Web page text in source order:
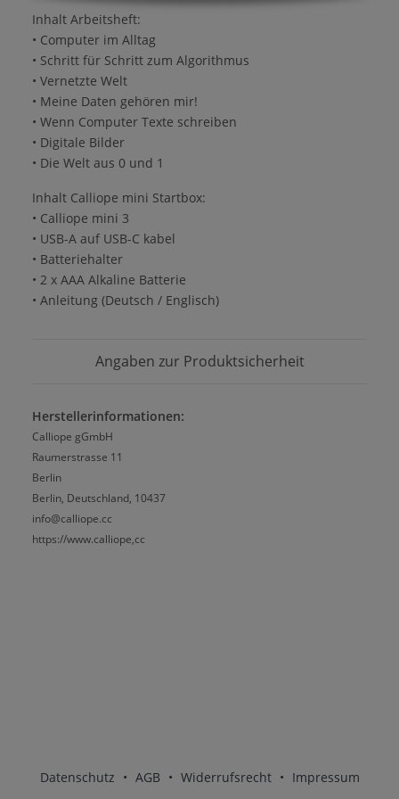
Inhalt Arbeitsheft:
• Computer im Alltag
• Schritt für Schritt zum Algorithmus
• Vernetzte Welt
• Meine Daten gehören mir!
• Wenn Computer Texte schreiben
• Digitale Bilder
• Die Welt aus 0 und 1
Inhalt Calliope mini Startbox:
• Calliope mini 3
• USB-A auf USB-C kabel
• Batteriehalter
• 2 x AAA Alkaline Batterie
• Anleitung (Deutsch / Englisch)
Angaben zur Produktsicherheit
Herstellerinformationen:
Calliope gGmbH
Raumerstrasse 11
Berlin
Berlin, Deutschland, 10437
info@calliope.cc
https://www.calliope,cc
Datenschutz • AGB • Widerrufsrecht • Impressum